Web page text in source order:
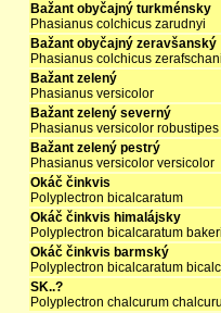
Bažant obyčajný turkménsky
Phasianus colchicus zarudnyi
Bažant obyčajný zeravšanský
Phasianus colchicus
Bažant zelený
Phasianus versicolor
Bažant zelený severný
Phasianus versicolor robustipes
Bažant zelený pestrý
Phasianus versicolor versicolor
Okáč činkvis
Polyplectron bicalcaratum
Okáč činkvis himalájsky
Polyplectron bicalcaratum bakeri
Okáč činkvis barmský
Polyplectron bicalcaratum
SK..?
Polyplectron chalcurum